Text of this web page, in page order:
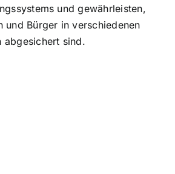
und gewährleisten,
und Bürger in verschiedenen
abgesichert sind.